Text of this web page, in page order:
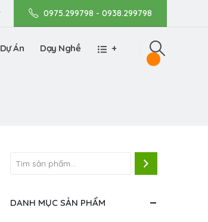
0975.299798 - 0938.299798
Dự Án Dạy Nghề +
DANH MỤC SẢN PHẨM